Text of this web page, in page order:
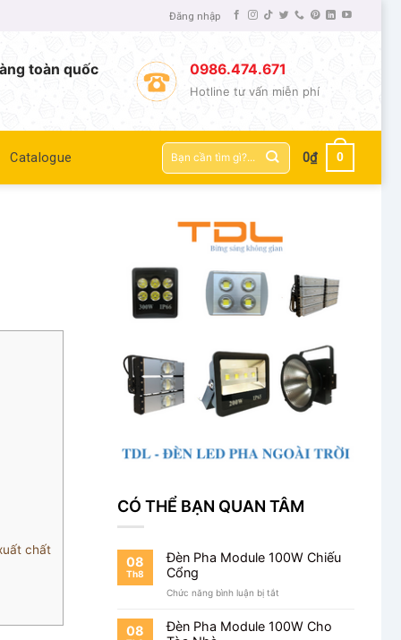
Đăng nhập
toàn quốc 0986.474.671
Hotline tư vấn miễn phí
Catalogue
Tìm
kiếm:
0₫ 0
chất
CÓ THỂ BẠN QUAN TÂM
08
Th8
Đèn Pha Module 100W Chiếu
Cổng
Chức năng bình luận bị tắt
Pha
Module
08
Đèn Pha Module 100W Cho